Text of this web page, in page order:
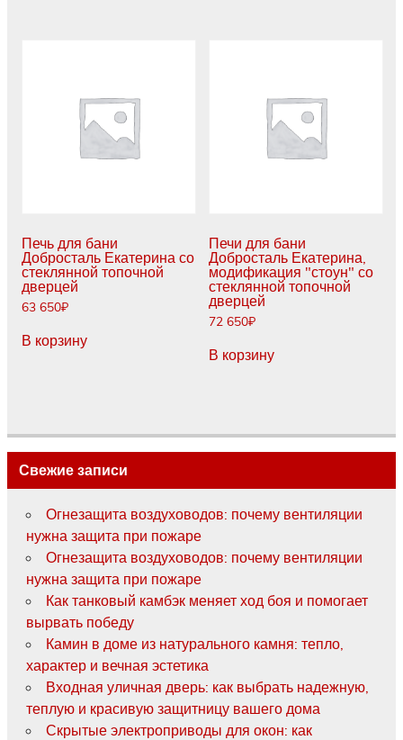
Печь для бани
Добросталь Екатерина со
стеклянной топочной
дверцей
63 650₽
В корзину
Печи для бани
Добросталь Екатерина,
модификация "стоун" со
стеклянной топочной
дверцей
72 650₽
В корзину
Свежие записи
Огнезащита воздуховодов: почему вентиляции
нужна защита при пожаре
Огнезащита воздуховодов: почему вентиляции
нужна защита при пожаре
Как танковый камбэк меняет ход боя и помогает
вырвать победу
Камин в доме из натурального камня: тепло,
характер и вечная эстетика
Входная уличная дверь: как выбрать надежную,
теплую и красивую защитницу вашего дома
Скрытые электроприводы для окон: как